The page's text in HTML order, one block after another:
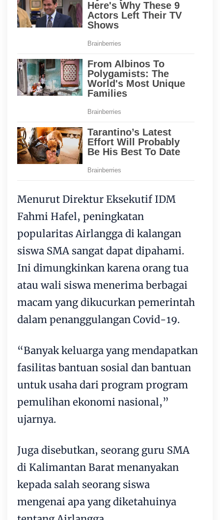
Menurut Direktur Eksekutif IDM
Fahmi Hafel, peningkatan
popularitas Airlangga di kalangan
siswa SMA sangat dapat dipahami.
Ini dimungkinkan karena orang tua
atau wali siswa menerima berbagai
macam yang dikucurkan pemerintah
dalam penanggulangan Covid-19.
“Banyak keluarga yang mendapatkan
fasilitas bantuan sosial dan bantuan
untuk usaha dari program program
pemulihan ekonomi nasional,”
ujarnya.
Juga disebutkan, seorang guru SMA
di Kalimantan Barat menanyakan
kepada salah seorang siswa
mengenai apa yang diketahuinya